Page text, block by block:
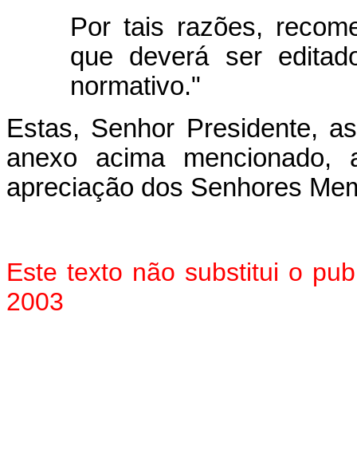
Por tais razões,
que deverá ser
normativo."
Estas, Senhor Presidente,
anexo acima
apreciação dos Senhores
Este texto não substitui o
2003